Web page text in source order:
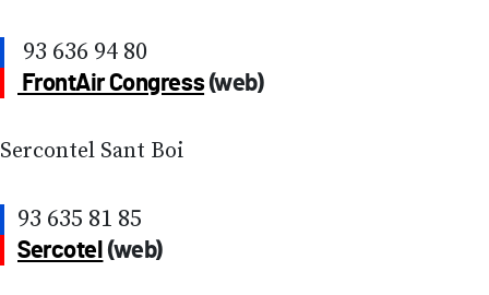
93 636 94 80
FrontAir Congress(web)
Sercontel Sant Boi
93 635 81 85
Sercotel (web)